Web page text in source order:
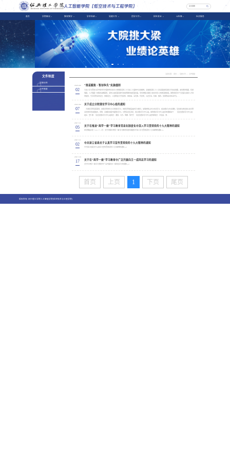
首页 学院概况 教育教学 学术科研 党建工作 团学工作 招生就业 AI先锋 社会服务
文件制度
党建动态
文件制度
首页 文件制度
2026-06
02
“践诺赋能・智创争先”实施细则
为深入学习贯彻习近平新时代中国特色社会主义思想和党的二十大及二十届四中全会精神，全面落实第二十八次全国高校党建工作会议部署，紧扣教育强国、科技
强国、人才强国一体推进战略要求，坚持以高质量党建引领高等教育高质量发展，牢牢把握立德树人根本任务人民网党建频道。聚焦新质生产力发展与高校人才培
养使命，引导学院全体党员、预备党员、入党积极分子亮身份、践承诺、当先锋、作表率，立足学业、科研、服务、实践等岗位担当作为。...
2022-04
07
关于成立分院理论学习中心组的通知
​ 为落实学院党委要求，加强分院师生员工的理论学习，探索学院基层组织学习模式，加强思想认识与专业学习、政治理论与专业课程、党支部与团支部以及分院
全体师生的深度融合，系统、全面和深度开展理论学习，分院党总支决定，成立理论学习中心组。现将理论学习中心组名单通知如下： 党总支理论学习中心组
组长：宣仁旗 党总支理论学习中心组成员：潘慧、冯方、柴鹏、陈月宁 党总支理论学习中心组列席成员：许志英、郑...
2017-11
05 关于在推进“两学一做”学习教育常态化制度化中深入学习贯彻党的十九大精神的通知
绍学教组办发〔2017〕8号：关于在推进“两学一做”学习教育常态化制度化中深入学习贯彻党的十九大精神的通知.do
2017-11
02 中共浙江省委关于认真学习宣传贯彻党的十九大精神的通知
中共浙江省委关于认真学习宣传贯彻党的十九大精神的通知.pd
2017-10
17 关于在“两学一做”学习教育中广泛开展向王一成同志学习的通知
关于在“两学一做”学习教育中广泛开展向王一成同志学习的通知.pd
首页 上页 1 下页 尾页
版权所有: 绍兴理工学院人工智能学院(低空技术与工程学院)